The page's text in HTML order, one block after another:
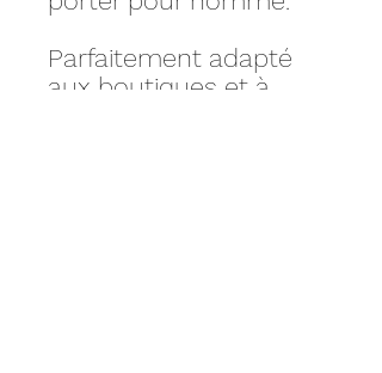
Parfaitement adapté
aux boutiques et à